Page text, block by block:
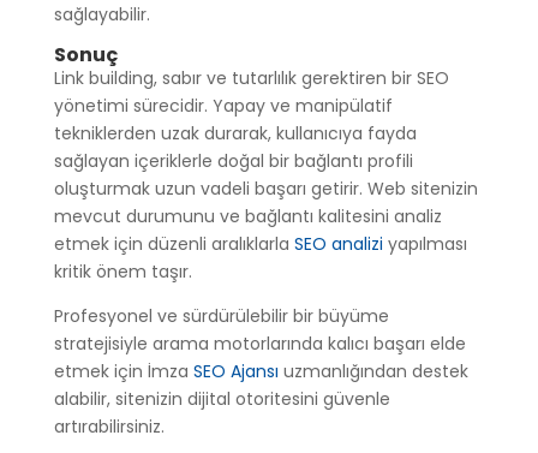
sağlayabilir.
Sonuç
Link building, sabır ve tutarlılık gerektiren bir SEO
yönetimi sürecidir. Yapay ve manipülatif
tekniklerden uzak durarak, kullanıcıya fayda
sağlayan içeriklerle doğal bir bağlantı profili
oluşturmak uzun vadeli başarı getirir. Web sitenizin
mevcut durumunu ve bağlantı kalitesini analiz
etmek için düzenli aralıklarla SEO analizi yapılması
kritik önem taşır.
Profesyonel ve sürdürülebilir bir büyüme
stratejisiyle arama motorlarında kalıcı başarı elde
etmek için İmza SEO Ajansı uzmanlığından destek
alabilir, sitenizin dijital otoritesini güvenle
artırabilirsiniz.